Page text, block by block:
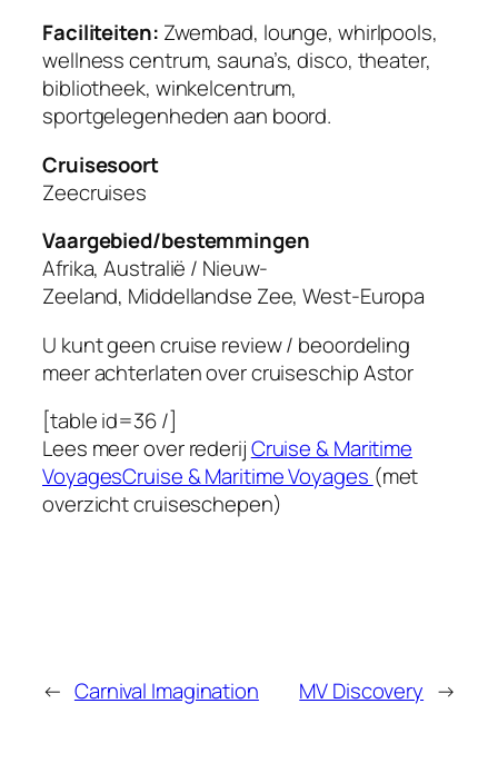
Faciliteiten: Zwembad, lounge, whirlpools,
wellness centrum, sauna’s, disco, theater,
bibliotheek, winkelcentrum,
sportgelegenheden aan boord.
Cruisesoort
Zeecruises
Vaargebied/bestemmingen
Afrika, Australië / Nieuw-
Zeeland, Middellandse Zee, West-Europa
U kunt geen cruise review / beoordeling
meer achterlaten over cruiseschipAstor
[table id=36 /]
Lees meer over rederijCruise & Maritime
VoyagesCruise & Maritime Voyages (met
overzicht cruiseschepen)
← Carnival Imagination MV Discovery →